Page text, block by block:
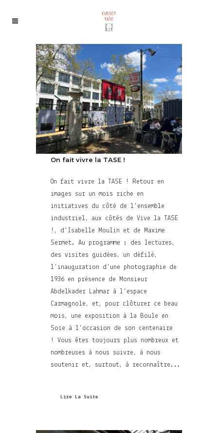
On fait vivre la TASE !
On fait vivre la TASE ! Retour en
images sur un mois riche en
initiatives du côté de l'ensemble
industriel, aux côtés de Vive la TASE
!, d'Isabelle Moulin et de Maxime
Sermet. Au programme : des lectures,
des visites guidées, un défilé,
l'inauguration d'une photographie de
1936 en présence de Monsieur
Abdelkader Lahmar à l'espace
Carmagnole, et, pour clôturer ce beau
mois, une exposition à la Boule en
Soie à l'occasion de son centenaire
! Vous êtes toujours plus nombreux et
nombreuses à nous suivre, à nous
soutenir et, surtout, à reconnaître...
Lire La Suite